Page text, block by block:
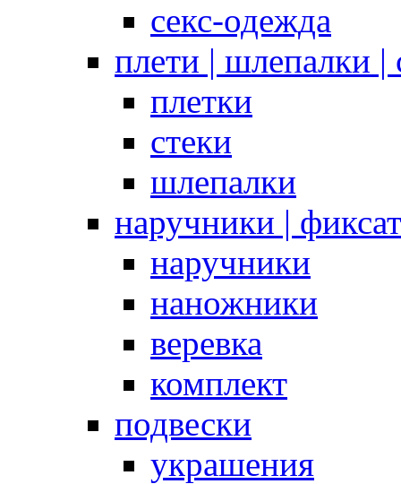
секс-одежда
плети | шлепалки |
плетки
стеки
шлепалки
наручники |
наручники
наножники
веревка
комплект
подвески
украшения